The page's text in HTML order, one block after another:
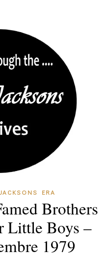
ERA
Brothers
Little Boys –
1979